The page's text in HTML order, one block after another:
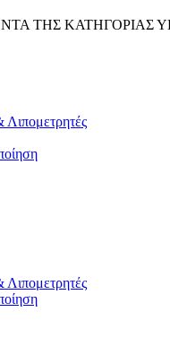
ΤΗΣ ΚΑΤΗΓΟΡΙΑΣ
Λιπομετρητές
Λιπομετρητές